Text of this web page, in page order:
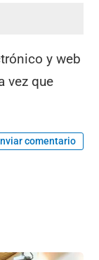
y web
vez que
comentario